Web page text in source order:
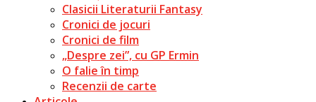
Clasicii Literaturii Fantasy
Cronici de jocuri
Cronici de film
„Despre zei”, cu GP Ermin
O falie în timp
Recenzii de carte